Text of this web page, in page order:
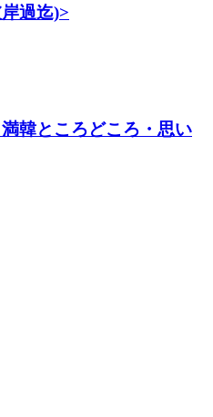
過迄)>
韓ところどころ・思い